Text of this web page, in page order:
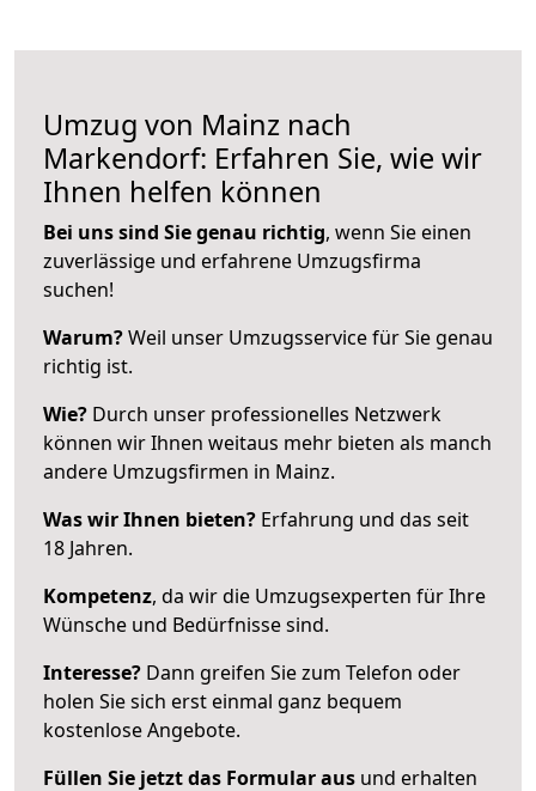
Umzug von Mainz nach
Markendorf: Erfahren Sie, wie wir
Ihnen helfen können
Bei uns sind Sie genau richtig, wenn Sie einen
zuverlässige und erfahrene Umzugsfirma
suchen!
Warum?Weil unser Umzugsservice für Sie genau
richtig ist.
Wie? Durch unser professionelles Netzwerk
können wir Ihnen weitaus mehr bieten als manch
andere Umzugsfirmen in Mainz.
Was wir Ihnen bieten? Erfahrung und das seit
18 Jahren.
Kompetenz, da wir die Umzugsexperten für Ihre
Wünsche und Bedürfnisse sind.
Interesse? Dann greifen Sie zum Telefon oder
holen Sie sich erst einmal ganz bequem
kostenlose Angebote.
Füllen Sie jetzt das Formular aus und erhalten